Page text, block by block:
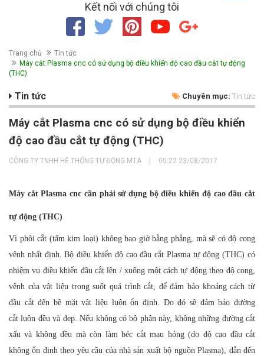
Kết nối với chúng tôi
Trang chủ
Tin tức
Máy cắt Plasma cnc có sử dụng bộ điều khiển độ cao đầu cắt tự động
(THC)
Tin tức Chuyên mục: Tin tức
Máy cắt Plasma cnc có sử dụng bộ điều khiển
độ cao đầu cắt tự động (THC)
CÔNG TY TNHH HỆ THỐNG TỰ ĐỘNG MTA 05:22 23/08/2017
Máy cắt Plasma cnc cần phải sử dụng bộ điều khiển độ cao đầu cắt
tự động (THC)
Vì phôi cắt (tấm kim loại) không bao giờ bằng phẳng, mà sẽ có độ cong
vênh nhất định. Bộ điều khiển độ cao đầu cắt Plasma tự động (THC) có
nhiệm vụ điều khiển đầu cắt lên / xuống một cách tự động theo độ cong,
vênh của vật liệu trong suốt quá trình cắt, để đảm bảo khoảng cách từ
đầu cắt đến bề mặt vật liệu luôn ổn định. Do đó sẽ đảm bảo đường
cắt luôn đều và đẹp. Nếu không có bộ phận này, không những đường cắt
xấu và không đều mà còn làm béc cắt mau hỏng (do độ cao đầu cắt
không ổn định theo yêu cầu của nhà sản xuất bộ nguồn Plasma), dẫn đến